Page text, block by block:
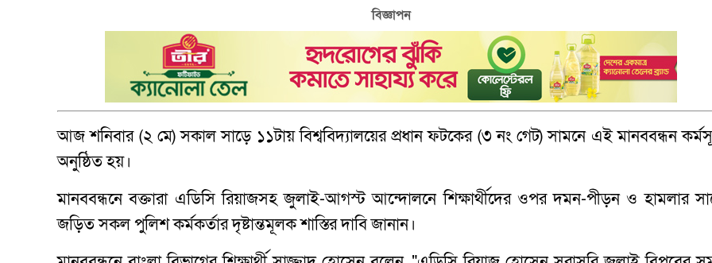
বিজ্ঞাপন
আজ শনিবার (২ মে) সকাল সাড়ে ১১টায় বিশ্ববিদ্যালয়ের প্রধান ফটকের (৩ নং গেট) সামনে এই মানববন্ধন
অনুষ্ঠিত হয়।
মানববন্ধনে বক্তারা এডিসি রিয়াজসহ জুলাই-আগস্ট আন্দোলনে শিক্ষার্থীদের ওপর দমন-পীড়ন ও হামলার
জড়িত সকল পুলিশ কর্মকর্তার দৃষ্টান্তমূলক শাস্তির দাবি জানান।